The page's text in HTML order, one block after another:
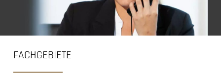
FACHGEBIETE